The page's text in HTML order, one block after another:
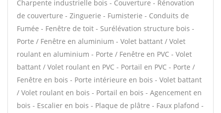
Charpente industrielle bois - Couverture - Rénovation
de couverture - Zinguerie - Fumisterie - Conduits de
Fumée - Fenêtre de toit - Surélévation structure bois -
Porte / Fenêtre en aluminium - Volet battant / Volet
roulant en aluminium - Porte / Fenêtre en PVC - Volet
battant / Volet roulant en PVC - Portail en PVC - Porte /
Fenêtre en bois - Porte intérieure en bois - Volet battant
/ Volet roulant en bois - Portail en bois - Agencement en
bois - Escalier en bois - Plaque de plâtre - Faux plafond -